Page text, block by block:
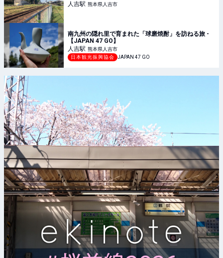
人吉駅 熊本県人吉市
南九州の隠れ里で育まれた「球磨焼酎」を訪ねる旅 -
【JAPAN 47 GO】
人吉駅 熊本県人吉市
日本観光振興協会
JAPAN 47 GO